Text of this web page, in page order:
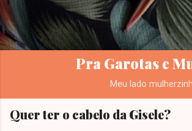
Pra Garotas e
Meu lado
Quer ter o cabelo da Gisele?